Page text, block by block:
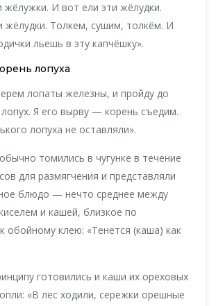
жёлужки. И вот ели эти жёлудки.
жёлудки. Толкем, сушим, толкём. И
льешь в эту капчёшку».
лопуха
лопаты железны, и пройду до
лопух. Я его вырву — корень съедим.
лопуха не оставляли».
томились в чугунке в течение
для размягчения и представляли
блюдо — нечто среднее между
и кашей, близкое по
обойному клею: «Тенется (каша) как
готовились и каши их ореховых
«В лес ходили, сережки орешные